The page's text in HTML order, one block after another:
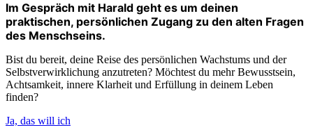
Im Gespräch mit Harald geht es um deinen
praktischen, persönlichen Zugang zu den alten Fragen
des Menschseins.
Bist du bereit, deine Reise des persönlichen Wachstums und der
Selbstverwirklichung anzutreten? Möchtest du mehr Bewusstsein,
Achtsamkeit, innere Klarheit und Erfüllung in deinem Leben
finden?
Ja, das will ich